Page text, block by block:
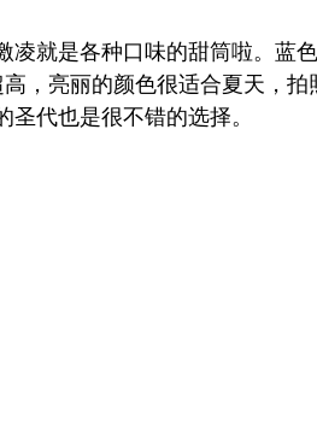
凌就是各种口味的甜筒啦。蓝
，亮丽的颜色很适合夏天，
圣代也是很不错的选择。